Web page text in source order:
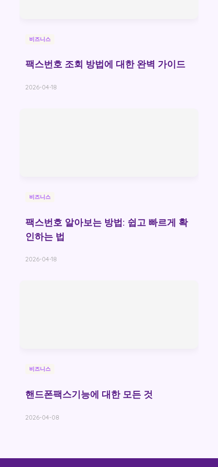
비즈니스
팩스번호 조회 방법에 대한 완벽 가이드
2026-04-18
비즈니스
팩스번호 알아보는 방법: 쉽고 빠르게 확
인하는 법
2026-04-18
비즈니스
핸드폰팩스기능에 대한 모든 것
2026-04-08